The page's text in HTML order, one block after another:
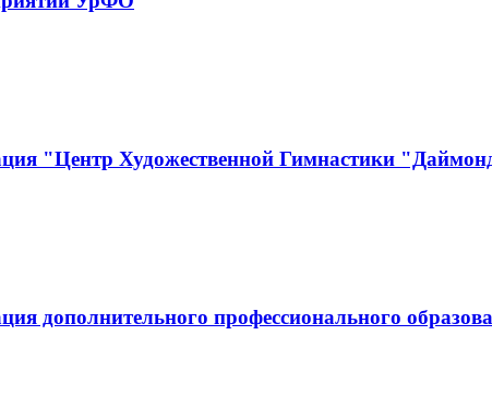
"Центр Художественной Гимнастики
дополнительного профессионального